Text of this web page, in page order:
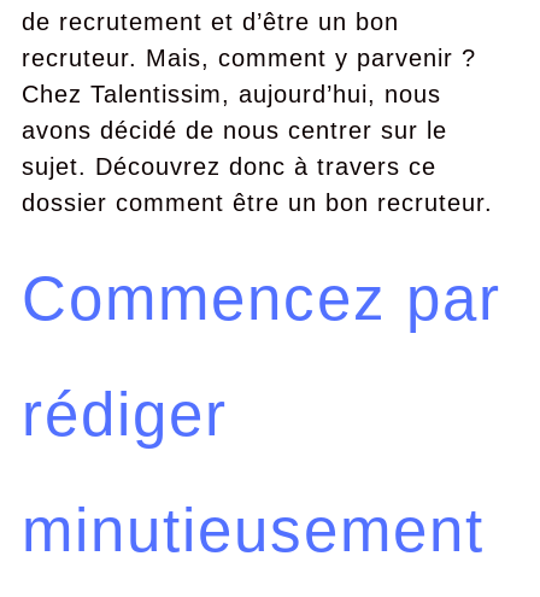
de recrutement et d’être un bon
recruteur. Mais, comment y parvenir ?
Chez Talentissim, aujourd’hui, nous
avons décidé de nous centrer sur le
sujet. Découvrez donc à travers ce
dossier comment être un bon recruteur.
Commencez par
rédiger
minutieusement